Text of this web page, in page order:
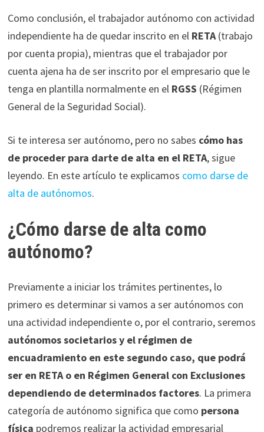
Como conclusión, el trabajador autónomo con actividad
independiente ha de quedar inscrito en el RETA(trabajo
por cuenta propia), mientras que el trabajador por
cuenta ajena ha de ser inscrito por el empresario que le
tenga en plantilla normalmente en el RGSS (Régimen
General de la Seguridad Social).
Si te interesa ser autónomo, pero no sabes cómo has
de proceder para darte de alta en el RETA, sigue
leyendo. En este artículo te explicamos como darse de
alta de autónomos.
¿Cómo darse de alta como
autónomo?
Previamente a iniciar los trámites pertinentes, lo
primero es determinar si vamos a ser autónomos con
una actividad independiente o, por el contrario, seremos
autónomos societarios y el régimen de
encuadramiento en este segundo caso, que podrá
ser en RETA o en Régimen General con Exclusiones
dependiendo de determinados factores. La primera
categoría de autónomo significa que como persona
física podremos realizar la actividad empresarial